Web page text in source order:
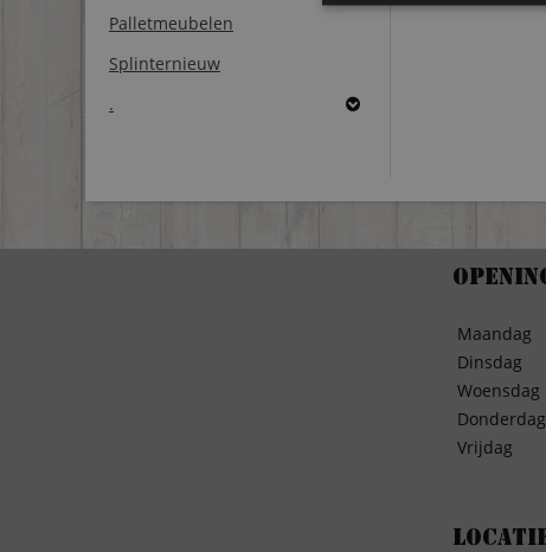
Palletmeubelen
Splinternieuw
.
Maandag
Dinsdag
Woensdag
Donderdag
Vrijdag